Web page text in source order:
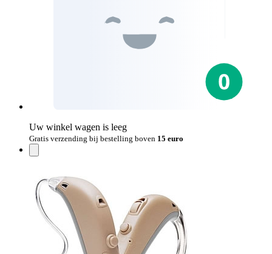
Uw winkel wagen is leeg
Gratis verzending bij bestelling boven 15 euro